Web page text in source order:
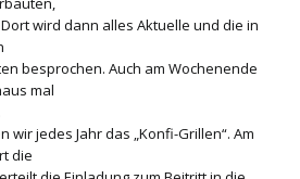
wird dann alles Aktuelle und die in
besprochen. Auch am Wochenende
mal
jedes Jahr das „Konfi-Grillen“. Am
die